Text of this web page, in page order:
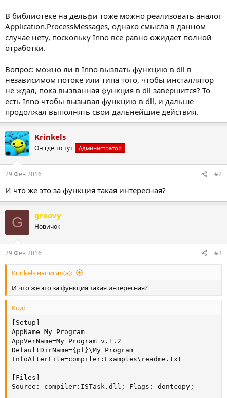
В библиотеке на дельфи тоже можно реализовать аналог
Application.ProcessMessages, однако смысла в данном
случае нету, поскольку Inno все равно ожидает полной
отработки.
Вопрос: можно ли в Inno вызвать функцию в dll в
независимом потоке или типа того, чтобы инсталлятор
не ждал, пока вызванная функция в dll завершится? То
есть Inno чтобы вызывал функцию в dll, и дальше
продолжал выполнять свои дальнейшие действия.
Krinkels
Он где то тут Администратор
29 Фев 2016 #2
И что же это за функция такая интересная?
G groovy
Новичок
29 Фев 2016 #3
Krinkels написал(а):
И что же это за функция такая интересная?
Код:
[Setup]
AppName=My Program
AppVerName=My Program v.1.2
DefaultDirName={pf}\My Program
InfoAfterFile=compiler:Examples\readme.txt
[Files]
Source: compiler:ISTask.dll; Flags: dontcopy;